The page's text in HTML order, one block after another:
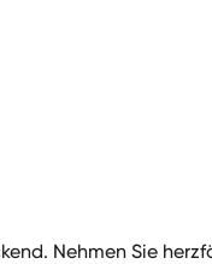
Nehmen Sie